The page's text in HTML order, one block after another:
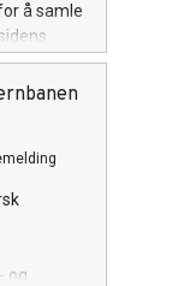
å samle
for tur.
og